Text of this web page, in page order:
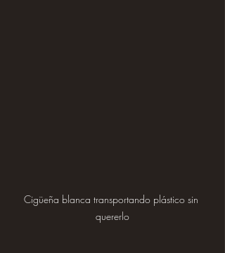
Cigüeña blanca transportando plástico sin
quererlo